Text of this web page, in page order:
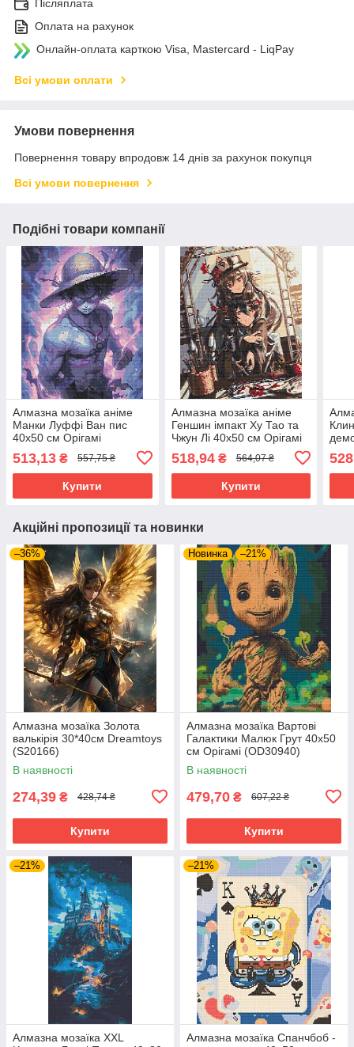
Післяплата
Оплата на рахунок
Онлайн-оплата карткою Visa, Mastercard - LiqPay
Всі умови оплати
Умови повернення
Повернення товару впродовж 14 днів за рахунок покупця
Всі умови повернення
Подібні товари компанії
Алмазна мозаїка аніме
Манки Луффі Ван пис
40х50 см Орігамі
513,13 ₴ 557,75 ₴
Купити
Алмазна мозаїка аніме
Геншин імпакт Ху Тао та
Чжун Лі 40х50 см Орігамі
518,94₴ 564,07 ₴
Купити
Акційні пропозиції та новинки
–36%
Алмазна мозаїка Золота
валькірія 30*40см Dreamtoys
(S20166)
В наявності
274,39 ₴ 428,74 ₴
Купити
Новинка –21%
Алмазна мозаїка Вартові
Галактики Малюк Грут 40х50
см Орігамі (OD30940)
В наявності
479,70 ₴ 607,22 ₴
Купити
–21%
Алмазна мозаїка XXL
–21%
Алмазна мозаїка Спанчбоб -